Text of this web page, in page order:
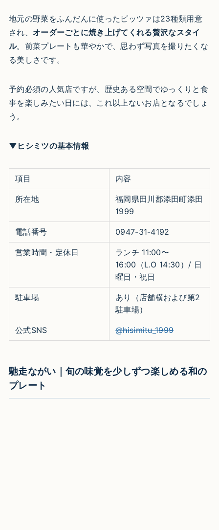
地元の野菜をふんだんに使ったピッツァは23種類用意
され、 オーダーごとに焼き上げてくれる贅沢なスタイ
ル。前菜プレートも華やかで、思わず写真を撮りたくな
る美しさです。
予約必須の人気店ですが、歴史ある空間でゆっくりと食
事を楽しみたい日には、これ以上ないお店となるでしょ
う。
▼ヒシミツの基本情報
項目 内容
所在地
福岡県田川郡添田町添田
1999
電話番号 0947-31-4192
営業時間・定休日
ランチ 11:00〜
16:00（L.O 14:30）/ 日
曜日・祝日
駐車場
あり（店舗横および第2
駐車場）
公式SNS @hisimitu_1999
馳走ながい｜旬の味覚を少しずつ楽しめる和の
プレート